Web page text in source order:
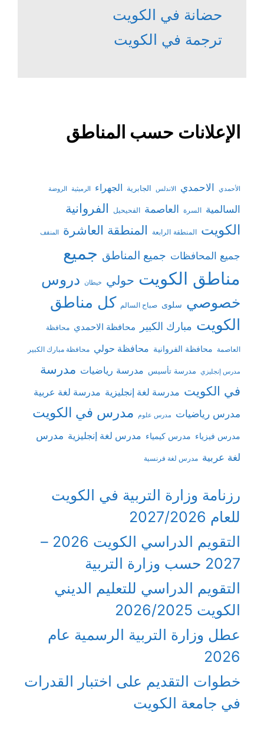
حضانة في الكويت
ترجمة في الكويت
الإعلانات حسب المناطق
الأحمدي الاحمدي الاندلس الجابرية الجهراء الرميثية الروضة
السالمية السرة العاصمة الفحيحيل الفروانية
الكويت المنطقة الرابعة المنطقة العاشرة المنقف
جميع المحافظات جميع المناطق جميع
مناطق الكويت حولي خيطان دروس
خصوصي سلوى صباح السالم كل مناطق
الكويت مبارك الكبير محافظة الاحمدي محافظة
العاصمة محافظة الفروانية محافظة حولي محافظة مبارك الكبير
مدرس إنجليزي مدرسة تأسيس مدرسة رياضيات مدرسة
في الكويت مدرسة لغة إنجليزية مدرسة لغة عربية
مدرس رياضيات مدرس علوم مدرس في الكويت
مدرس فيزياء مدرس كيمياء مدرس لغة إنجليزية مدرس
لغة عربية مدرس لغة فرنسية
رزنامة وزارة التربية في الكويت
للعام 2027/2026
التقويم الدراسي الكويت 2026 –
2027 حسب وزارة التربية
التقويم الدراسي للتعليم الديني
الكويت 2026/2025
عطل وزارة التربية الرسمية عام
2026
خطوات التقديم على اختبار القدرات
في جامعة الكويت